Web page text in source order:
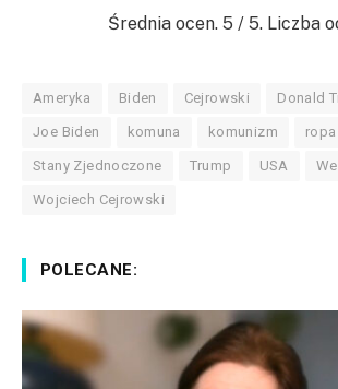
Średnia ocen. 5 / 5. Liczba
Ameryka Biden Cejrowski Donald
Joe Biden komuna komunizm
Stany Zjednoczone Trump USA
Wojciech Cejrowski
POLECANE: